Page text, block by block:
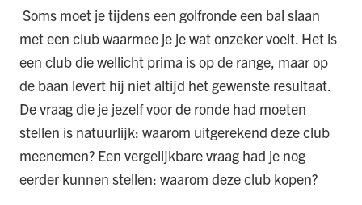
Soms moet je tijdens een golfronde een bal slaan
met een club waarmee je je wat onzeker voelt. Het is
een club die wellicht prima is op de range, maar op
de baan levert hij niet altijd het gewenste resultaat.
De vraag die je jezelf voor de ronde had moeten
stellen is natuurlijk: waarom uitgerekend deze club
meenemen? Een vergelijkbare vraag had je nog
eerder kunnen stellen: waarom deze club kopen?